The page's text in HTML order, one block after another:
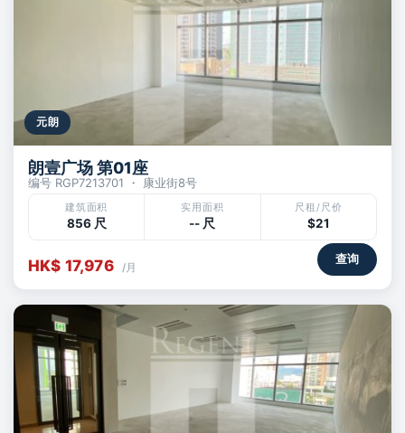
元朗
朗壹广场 第01座
编号 RGP7213701 ・ 康业街8号
建筑面积
856 尺
实用面积
-- 尺
尺租/尺价
$21
HK$ 17,976 /月
查询